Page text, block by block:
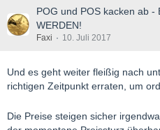
POG und POS kacken ab -
WERDEN!
Faxi 10. Juli 2017
Und es geht weiter fleißig nach
richtigen Zeitpunkt erraten, um
Die Preise steigen sicher